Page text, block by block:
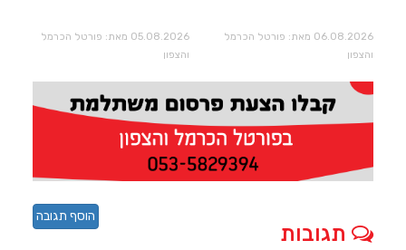
06.08.2026 מאת: פורטל הכרמל
והצפון
05.08.2026 מאת: פורטל הכרמל
והצפון
תגובות
הוסף תגובה